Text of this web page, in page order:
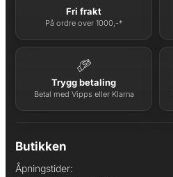
Fri frakt
På ordre over 1000,-*
Trygg betaling
Betal med Vipps eller Klarna
Butikken
Åpningstider: